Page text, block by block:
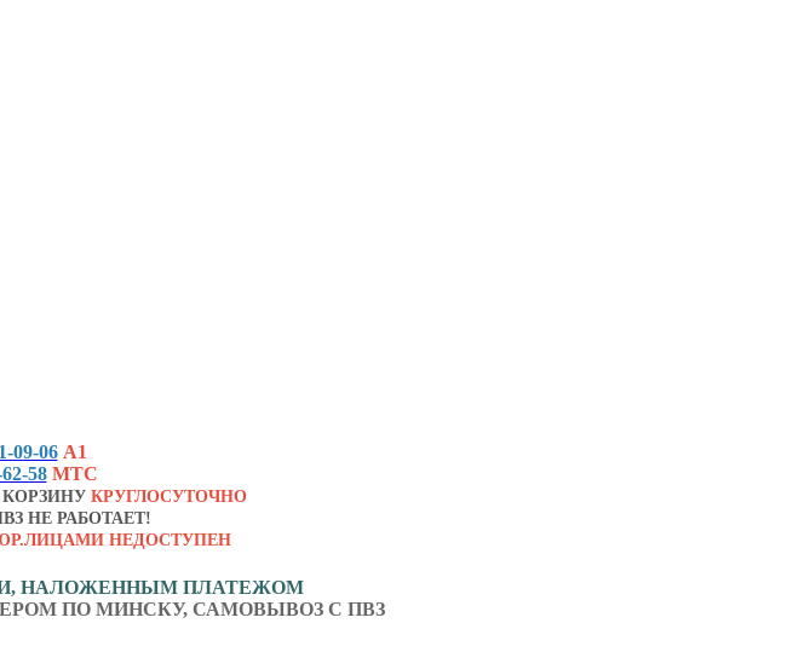
09-06 А1
58 МТС
КРУГЛОСУТОЧНО
НЕ РАБОТАЕТ!
НЕДОСТУПЕН
НАЛОЖЕННЫМ ПЛАТЕЖОМ
ПО МИНСКУ, САМОВЫВОЗ С ПВЗ